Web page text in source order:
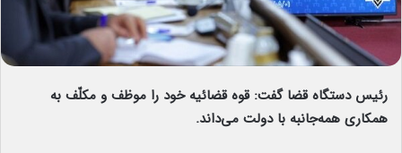
رئیس دستگاه قضا گفت: قوه قضائیه خود را موظف و مکلّف به
همکاری همه‌جانبه با دولت می‌داند.